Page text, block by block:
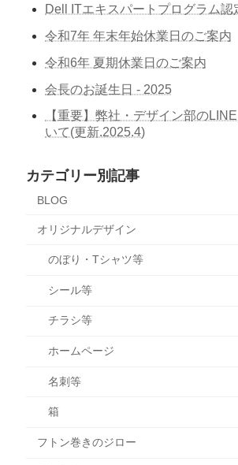
Dell ITエキスパートプログラム認
令和7年 年末年始休業日のご案内
令和6年 夏期休業日のご案内
会長のお誕生日 - 2025
【重要】弊社・デザイン部の
いて(更新.2025.4)
カテゴリー別記事
BLOG
オリジナルデザイン
のぼり・Tシャツ等
シール等
チラシ等
ホームページ
名刺等
箱
フトン巻きのジロー